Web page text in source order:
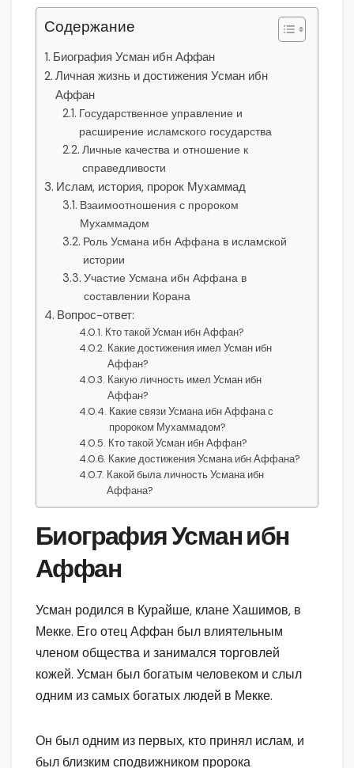
Содержание
Биография Усман ибн Аффан
Личная жизнь и достижения Усман ибн
Аффан
Государственное управление и
расширение исламского государства
Личные качества и отношение к
справедливости
Ислам, история, пророк Мухаммад
Взаимоотношения с пророком
Мухаммадом
Роль Усмана ибн Аффана в исламской
истории
Участие Усмана ибн Аффана в
составлении Корана
Вопрос-ответ:
Кто такой Усман ибн Аффан?
Какие достижения имел Усман ибн
Аффан?
Какую личность имел Усман ибн
Аффан?
Какие связи Усмана ибн Аффана с
пророком Мухаммадом?
Кто такой Усман ибн Аффан?
Какие достижения Усмана ибн Аффана?
Какой была личность Усмана ибн
Аффана?
Биография Усман ибн
Аффан
Усман родился в Курайше, клане Хашимов, в
Мекке. Его отец Аффан был влиятельным
членом общества и занимался торговлей
кожей. Усман был богатым человеком и слыл
одним из самых богатых людей в Мекке.
Он был одним из первых, кто принял ислам, и
был близким сподвижником пророка